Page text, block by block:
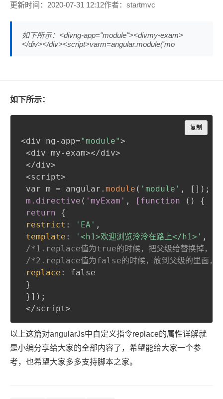
更新时间：2020-07-31 12:12作者：startmvc
如下所示：<divng-app="module"><divmy-exam>
</div></div><script>varm=angular.module('mo
如下所示：
<div ng-app="module">
<div my-exam></div>
</div>
<script>
var m = angular. module ( 'module' , [] ) ;
m .directive ( 'myExam' , [function ( )
{
return
{
restrict : 'EA' ,
template : '<h1>欢迎浏览泠泠在路上</h1>' ,
/*1.replace值为true的时候，把父级给替换掉，
/*2.replace值为false的时候，放到父级的里面
replace :
false
}
} ] ) ;
复制
Copy
以上这篇对angularJs中自定义指令replace的属性详解就
是小编分享给大家的全部内容了，希望能给大家一个参
考，也希望大家多多支持脚本之家。